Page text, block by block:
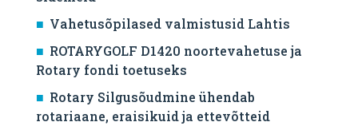
Vahetusõpilased valmistusid Lahtis
ROTARYGOLF D1420 noortevahetuse ja
Rotary fondi toetuseks
Rotary Silgusõudmine ühendab
rotariaane, eraisikuid ja ettevõtteid